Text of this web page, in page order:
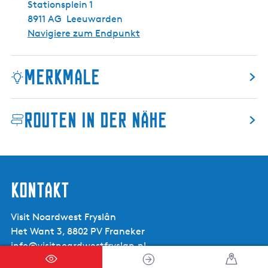
Stationsplein 1
8911 AG Leeuwarden
Navigiere zum Endpunkt
Merkmale
Markiert:
Ja
Themen-Routen, Von A nach A
Natur Route, Freizeitgestaltung
Strecke Hindernisse:
Details zur Markierung:
Routen in der Nähe
Kontakt
Visit Noardwest Fryslân
Het Want 3, 8802 PV Franeker
info@visitnoardwestfryslan.nl